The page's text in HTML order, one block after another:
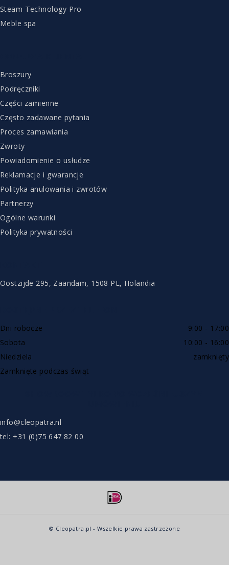
Steam Technology Pro
Meble spa
Broszury
Podręczniki
Części zamienne
Często zadawane pytania
Proces zamawiania
Zwroty
Powiadomienie o usłudze
Reklamacje i gwarancje
Polityka anulowania i zwrotów
Partnerzy
Ogólne warunki
Polityka prywatności
Oostzijde 295, Zaandam, 1508 PL, Holandia
Dni robocze
9:00 - 17:00
Sobota
10:00 - 16:00
Niedziela
zamknięty
Zamknięte podczas świąt
info@cleopatra.nl
tel: +31 (0)75 647 82 00
© Cleopatra.pl - Wszelkie prawa zastrzeżone